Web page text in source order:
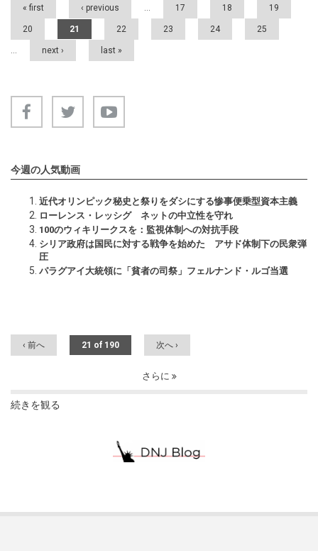
« first ‹ previous … 17 18 19
20 21 22 23 24 25
… next › last »
今週の人気動画
近代オリンピック秘史と祭りをダシにする惨事便乗型資本主義
ローレンス・レッシグ ネットの中立性を守れ
100のウィキリークスを：監視体制への対抗手段
シリア政府は国民に対する戦争を始めた アサド体制下の民衆弾
圧
パラグアイ大統領に「貧者の司祭」フェルナンド・ルゴ当選
‹ 前へ 21 of 190 次へ ›
さらに
続きを観る